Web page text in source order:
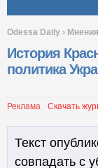
Odessa Daily › Мнения
История
политика
Реклама Скачать
Текст
совпадать с